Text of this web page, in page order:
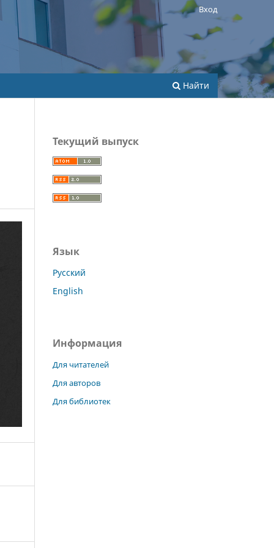
Найти
Вход
Текущий выпуск
Язык
Русский
English
Информация
Для читателей
Для авторов
Для библиотек